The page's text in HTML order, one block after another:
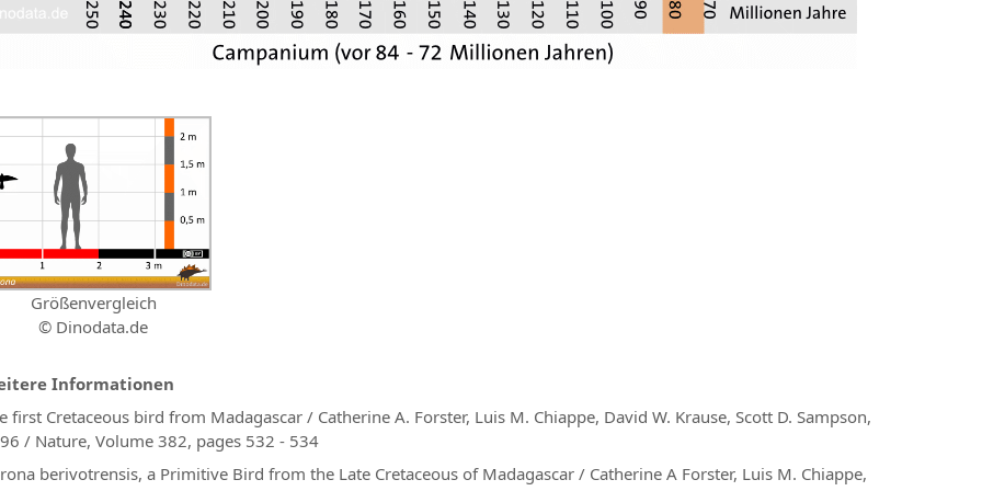
Größenvergleich
© Dinodata.de
Informationen
first Cretaceous bird from Madagascar / Catherine A. Forster, Luis M. Chiappe, David W. Krause, Scott D. Sampson,
/ Nature, Volume 382, pages 532 - 534
berivotrensis, a Primitive Bird from the Late Cretaceous of Madagascar / Catherine A Forster, Luis M. Chiappe,